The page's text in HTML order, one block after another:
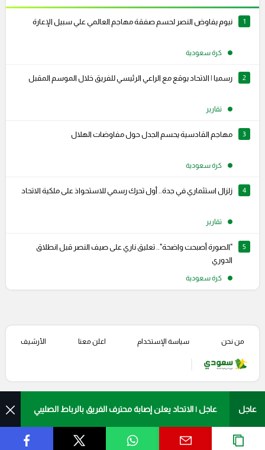
1 نيوم يفاوض النصر لحسم صفقة مهاجم العالمي علي سبيل الإعارة
كرة سعودية
2 رسميا | الاتحاد يوقع مع الراعي الرئيسي للفريق خلال الموسم المقبل
تقارير
3 مهاجم القادسية يحسم الجدل حول مفاوضات الهلال
كرة سعودية
4 زلزال استثماري في جدة.. أول تحرك رسمي للاستحواذ على ملكية الاتحاد
تقارير
5
"الصورة أصبحت واضحة".. تعليق ناري على صيف النصر قبل انطلاق
الدوري
كرة سعودية
عاجل عاجل | الاتحاد يعلن إصابة محترف الفريق بالرباط الصليبي
من نحن سياسة الإستخدام اعلن معنا الأرشيف